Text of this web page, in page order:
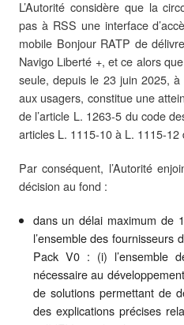
L’Autorité considère que la
pas à RSS une interface
mobile Bonjour RATP de
Navigo Liberté +, et ce alors
seule, depuis le 23 juin 2025,
aux usagers, constitue une
de l’article L. 1263-5 du code
articles L. 1115-10 à L. 1115-12
Par conséquent, l’Autorité
décision au fond :
dans un délai maximum de
l’ensemble des
Pack V0 : (i) l’ensemble
nécessaire au
de solutions permettant de
des explications précises